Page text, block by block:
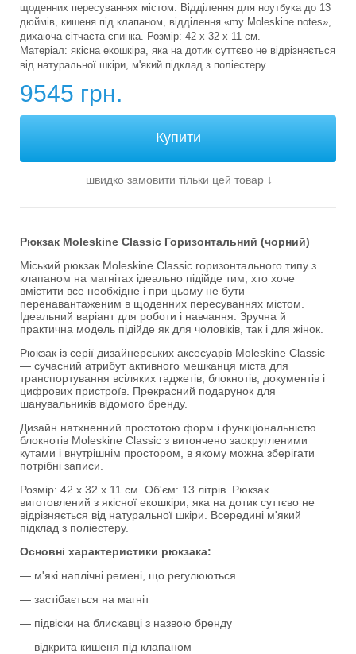
щоденних пересуваннях містом. Відділення для ноутбука до 13
дюймів, кишеня під клапаном, відділення «my Moleskine notes»,
дихаюча сітчаста спинка. Розмір: 42 х 32 х 11 см.
Матеріал: якісна екошкіра, яка на дотик суттєво не відрізняється
від натуральної шкіри, м'який підклад з поліестеру.
9545 грн.
швидко замовити тільки цей товар↓
Рюкзак Moleskine Classic Горизонтальний (чорний)
Міський рюкзак Moleskine Classic горизонтального типу з
клапаном на магнітах ідеально підійде тим, хто хоче
вмістити все необхідне і при цьому не бути
перенавантаженим в щоденних пересуваннях містом.
Ідеальний варіант для роботи і навчання. Зручна й
практична модель підійде як для чоловіків, так і для жінок.
Рюкзак із серії дизайнерських аксесуарів Moleskine Classic
— сучасний атрибут активного мешканця міста для
транспортування всіляких гаджетів, блокнотів, документів і
цифрових пристроїв. Прекрасний подарунок для
шанувальників відомого бренду.
Дизайн натхненний простотою форм і функціональністю
блокнотів Moleskine Classic з витончено заокругленими
кутами і внутрішнім простором, в якому можна зберігати
потрібні записи.
Розмір: 42 х 32 х 11 см. Об'єм: 13 літрів. Рюкзак
виготовлений з якісної екошкіри, яка на дотик суттєво не
відрізняється від натуральної шкіри. Всередині м'який
підклад з поліестеру.
Основні характеристики рюкзака:
— м'які наплічні ремені, що регулюються
— застібається на магніт
— підвіски на блискавці з назвою бренду
— відкрита кишеня під клапаном